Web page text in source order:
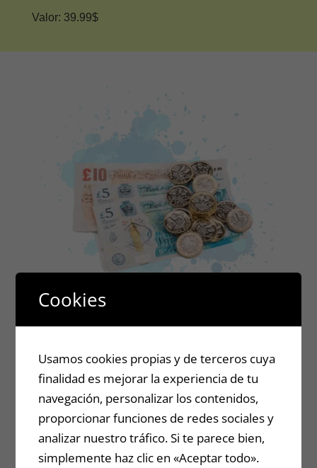
Valor: 39.99$
BONUS 2
5 estrategias de efectivo
instantáneo: tutorial sobre cómo usar
diferentes estrategias para ganar
Cookies
Usamos cookies propias y de terceros cuya
finalidad es mejorar la experiencia de tu
navegación, personalizar los contenidos,
proporcionar funciones de redes sociales y
analizar nuestro tráfico. Si te parece bien,
simplemente haz clic en «Aceptar todo».